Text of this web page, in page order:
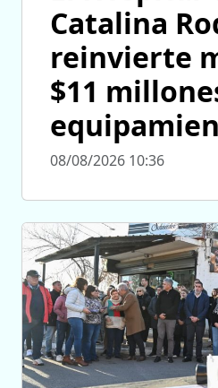
Catalina
reinvierte
$11
08/08/2026 10:36